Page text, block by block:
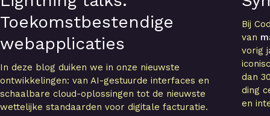
Toekomstbestendige
webapplicaties
In deze blog duiken we in onze nieuwste
ontwikkelingen: van AI-gestuurde interfaces en
schaalbare cloud-oplossingen tot de nieuwste
wettelijke standaarden voor digitale facturatie.
Bij
van
vorig
dan
ding
en